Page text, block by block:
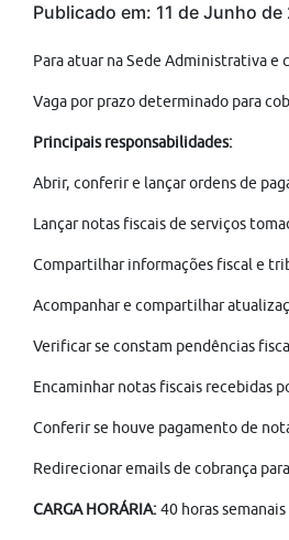
Publicado em: 11 de Junho de
Para atuar na Sede Administrativa e
Vaga por prazo determinado para
Principais responsabilidades:
Abrir, conferir e lançar ordens de
Lançar notas fiscais de serviços
Compartilhar informações fiscal e
Acompanhar e compartilhar
Verificar se constam pendências
Encaminhar notas fiscais recebidas
Conferir se houve pagamento de
Redirecionar emails de cobrança para
CARGA HORÁRIA:40 horas